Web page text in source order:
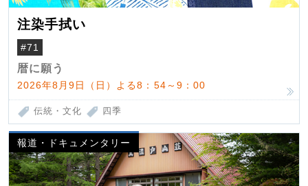
注染手拭い
#71
暦に願う
2026年8月9日（日）よる8：54～9：00
伝統・文化 四季
報道・ドキュメンタリー